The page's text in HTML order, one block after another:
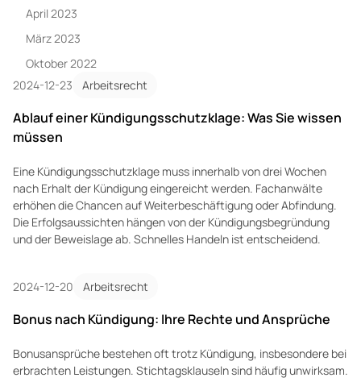
April 2023
März 2023
Oktober 2022
2024-12-23
Arbeitsrecht
Ablauf einer Kündigungsschutzklage: Was Sie wissen
müssen
Eine Kündigungsschutzklage muss innerhalb von drei Wochen
nach Erhalt der Kündigung eingereicht werden. Fachanwälte
erhöhen die Chancen auf Weiterbeschäftigung oder Abfindung.
Die Erfolgsaussichten hängen von der Kündigungsbegründung
und der Beweislage ab. Schnelles Handeln ist entscheidend.
2024-12-20 Arbeitsrecht
Bonus nach Kündigung: Ihre Rechte und Ansprüche
Bonusansprüche bestehen oft trotz Kündigung, insbesondere bei
erbrachten Leistungen. Stichtagsklauseln sind häufig unwirksam.